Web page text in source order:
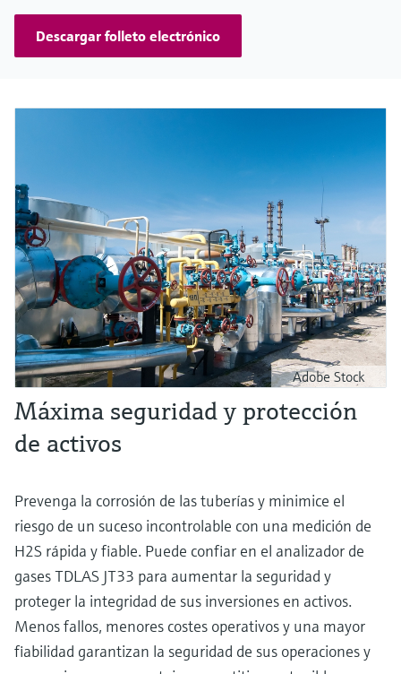
Descargar folleto electrónico
Adobe Stock
Máxima seguridad y protección
de activos
Prevenga la corrosión de las tuberías y minimice el
riesgo de un suceso incontrolable con una medición de
H2S rápida y fiable. Puede confiar en el analizador de
gases TDLAS JT33 para aumentar la seguridad y
proteger la integridad de sus inversiones en activos.
Menos fallos, menores costes operativos y una mayor
fiabilidad garantizan la seguridad de sus operaciones y